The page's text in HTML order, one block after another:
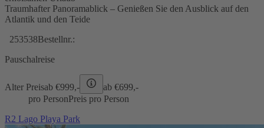
Traumhafter Panoramablick – Genießen Sie den Ausblick auf den
Atlantik und den Teide
253538Bestellnr.:
Pauschalreise
Alter Preisab €999,- ab €699,-
pro PersonPreis pro Person
R2 Lago Playa Park